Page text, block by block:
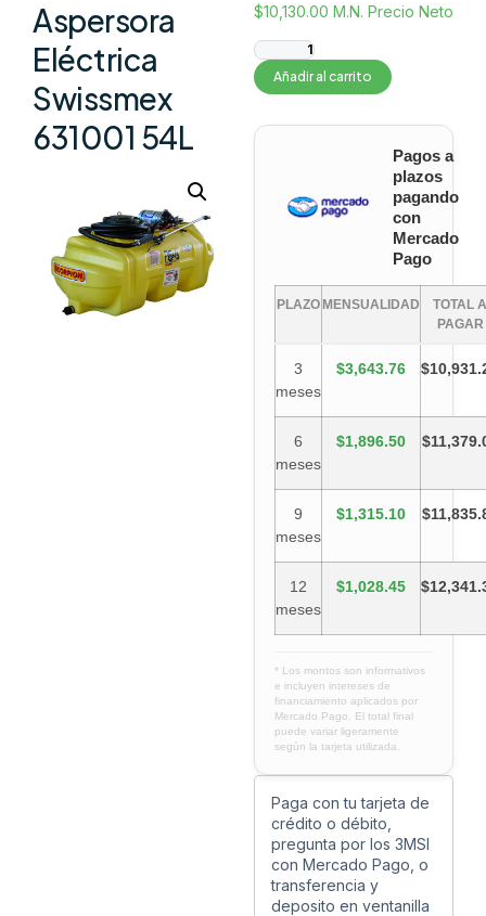
Aspersora
Eléctrica
Swissmex
631001 54L
$10,130.00 M.N. Precio Neto
Añadir al carrito
Pagos a
plazos
pagando
con
Mercado
Pago
PLAZO MENSUALIDAD
TOTAL A
PAGAR
3
meses
$3,643.76
6
meses
$1,896.50
9
meses
$1,315.10
12
meses
$1,028.45
* Los montos son informativos
e incluyen intereses de
financiamiento aplicados por
Mercado Pago. El total final
puede variar ligeramente
según la tarjeta utilizada.
Paga con tu tarjeta de
crédito o débito,
pregunta por los 3MSI
con Mercado Pago, o
transferencia y
deposito en ventanilla